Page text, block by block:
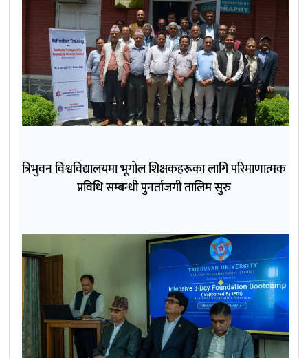
त्रिभुवन विश्वविद्यालयमा भूगोल शिक्षकहरूका लागि परिमाणात्मक
प्रविधि सम्बन्धी पुनर्ताजगी तालिम सुरु